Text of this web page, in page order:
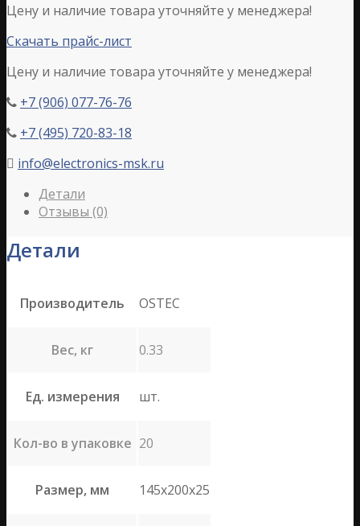
Цену и наличие товара уточняйте у менеджера!
Скачать прайс-лист
Цену и наличие товара уточняйте у менеджера!
 +7 (906) 077-76-76
 +7 (495) 720-83-18
 info@electronics-msk.ru
Детали
Отзывы (0)
Детали
Производитель OSTEC
Вес, кг 0.33
Ед. измерения шт.
Кол-во в упаковке 20
Размер, мм 145х200х25